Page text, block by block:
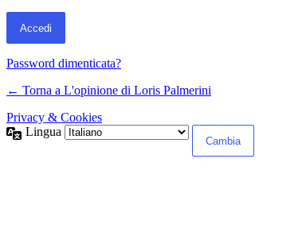
Password dimenticata?
← Torna a L'opinione di Loris Palmerini
Privacy & Cookies
Lingua